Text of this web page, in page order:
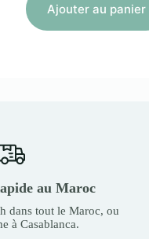
Ajouter au panier
au Maroc
dans tout le Maroc, ou
à Casablanca.